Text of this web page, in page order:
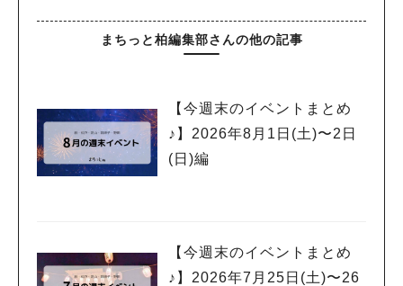
まちっと柏編集部さんの他の記事
【今週末のイベントまとめ
♪】2026年8月1日(土)〜2日
(日)編
【今週末のイベントまとめ
♪】2026年7月25日(土)〜26